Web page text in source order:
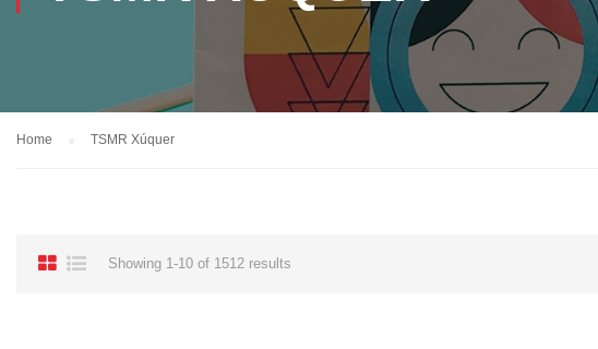
Home TSMR Xúquer
Showing 1-10 of 1512 results